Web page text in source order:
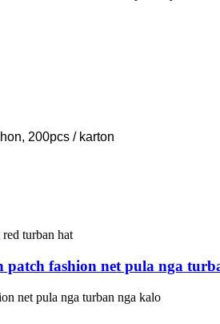
200pcs / karton
fashion net pula nga
net pula nga turban nga kalo